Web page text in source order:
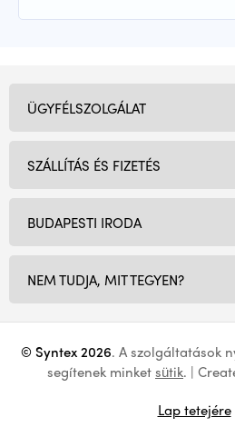
BUDAPESTI IRODA
NEM TUDJA, MIT TEGYEN?
ÜGYFÉLSZOLGÁLAT
SZÁLLÍTÁS ÉS FIZETÉS
© Syntex 2026. A szolgáltatások
segítenek minketsütik. |
Lap tetejére